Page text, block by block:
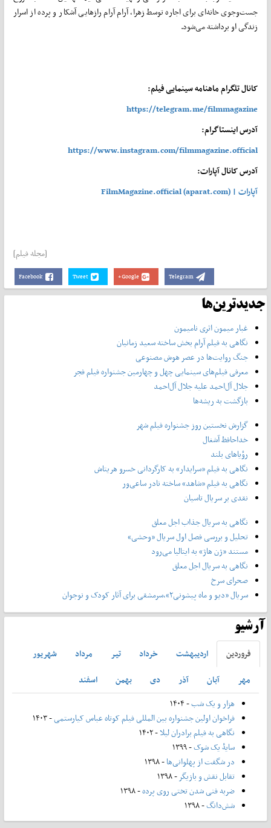
جست‌و‌جوی خانه‌ای برای اجاره توسط زهرا، آرام آرام رازهایی آشکار و پرده از اسرار
زندگی او برداشته می‌شود.
کانال تلگرام ماهنامه سینمایی فیلم:
https://telegram.me/filmmagazine
آدرس اینستاگرام:
https://www.instagram.com/filmmagazine.official
آدرس کانال آپارات:
آپارات | FilmMagazine.official (aparat.com)
[مجله فیلم]
Facebook Tweet Google+ Telegram
جدیدترین‌ها
غبار میمون اثری نامیمون
نگاهی به فیلم آرام بخش ساخته سعید زمانیان
جنگ روایت‌ها در عصر هوش مصنوعی
معرفی فیلم‌های سینمایی چهل‌ و چهارمین جشنواره فیلم فجر
جلال آل‌احمد علیه جلال آل‌‌احمد
بازگشت به ریشه‌ها
گزارش نخستین روز جشنواره فیلم شهر
خداحافظ آشغال
رؤیاهای بلند
نگاهی به فیلم «سرایدار» به کارگردانی خسرو هریتاش
نگاهی به فیلم «شاهد» ساخته نادر ساعی‌ور
نقدی بر سریال تاسیان
نگاهی به سریال جذاب اجل معلق
تحلیل و بررسی فصل اول سریال «وحشی»
مستند «ژن هاژ» به ایتالیا می‌رود
نگاهی به سریال اجل معلق
صحرای سرخ
سریال «دیو و ماه پیشونی۲»،سرمشقی برای آثار کودک و نوجوان
آرشیو
فروردين ارديبهشت خرداد تير مرداد
شهريور
مهر
آبان آذر دی بهمن
اسفند
هزار و یک شب- ۱۴۰۴
فراخوان اولین جشنواره بین المللی فیلم کوتاه عباس کیارستمی- ۱۴۰۳
نگاهی به فیلم برادران لیلا- ۱۴۰۲
سایۀ یک شوک- ۱۳۹۹
در شگفت از پهلوانی‌ها- ۱۳۹۸
تقابل نقش و بازیگر- ۱۳۹۸
ضربه فنی شدن تختی روی پرده- ۱۳۹۸
شش‌دانگ- ۱۳۹۸